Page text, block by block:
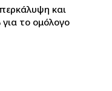
και
το ομόλογο